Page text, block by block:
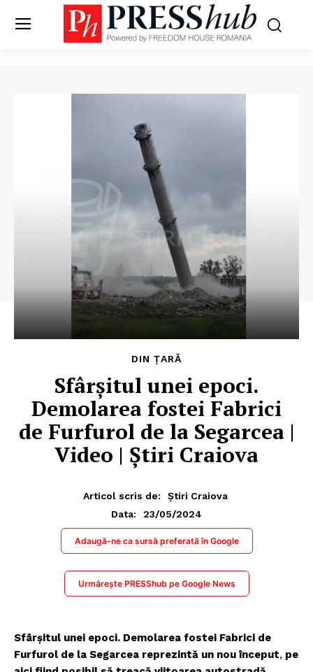
DIN ȚARĂ
Sfârșitul unei epoci.
Demolarea fostei Fabrici
de Furfurol de la Segarcea |
Video | Știri Craiova
Articol scris de:
Știri Craiova
Data:
23/05/2024
Adaugă-ne ca sursă preferată în Google
Urmărește PRESShub pe Google News
Sfârșitul unei epoci. Demolarea fostei Fabrici de
Furfurol de la Segarcea reprezintă un nou început, pe